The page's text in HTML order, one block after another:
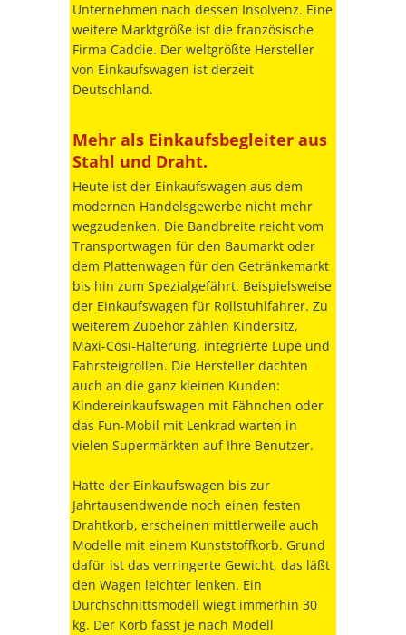
Unternehmen nach dessen Insolvenz. Eine
weitere Marktgröße ist die französische
Firma Caddie. Der weltgrößte Hersteller
von Einkaufswagen ist derzeit
Deutschland.
Mehr als Einkaufsbegleiter aus
Stahl und Draht.
Heute ist der Einkaufswagen aus dem
modernen Handelsgewerbe nicht mehr
wegzudenken. Die Bandbreite reicht vom
Transportwagen für den Baumarkt oder
dem Plattenwagen für den Getränkemarkt
bis hin zum Spezialgefährt. Beispielsweise
der Einkaufswagen für Rollstuhlfahrer. Zu
weiterem Zubehör zählen Kindersitz,
Maxi-Cosi-Halterung, integrierte Lupe und
Fahrsteigrollen. Die Hersteller dachten
auch an die ganz kleinen Kunden:
Kindereinkaufswagen mit Fähnchen oder
das Fun-Mobil mit Lenkrad warten in
vielen Supermärkten auf Ihre Benutzer.
Hatte der Einkaufswagen bis zur
Jahrtausendwende noch einen festen
Drahtkorb, erscheinen mittlerweile auch
Modelle mit einem Kunststoffkorb. Grund
dafür ist das verringerte Gewicht, das läßt
den Wagen leichter lenken. Ein
Durchschnittsmodell wiegt immerhin 30
kg. Der Korb fasst je nach Modell